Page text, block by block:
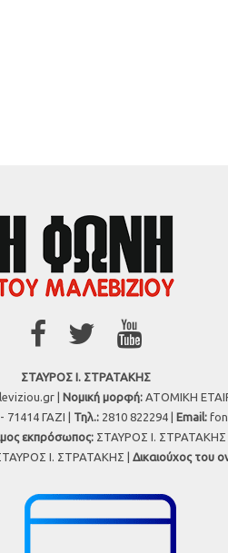
ΣΤΑΥΡΟΣ Ι. ΣΤΡΑΤΑΚΗΣ
| Νομική μορφή: ΑΤΟΜΙΚΗ
ΓΑΖΙ | Τηλ.: 2810 822294 | Εmail:
εκπρόσωπος: ΣΤΑΥΡΟΣ Ι. ΣΤΡΑΤΑΚΗΣ
Ι. ΣΤΡΑΤΑΚΗΣ | Δικαιούχος του